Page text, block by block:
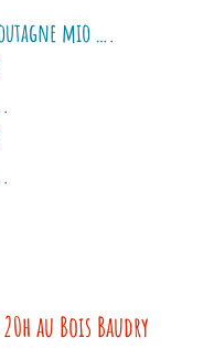
mio ….
au Bois Baudry